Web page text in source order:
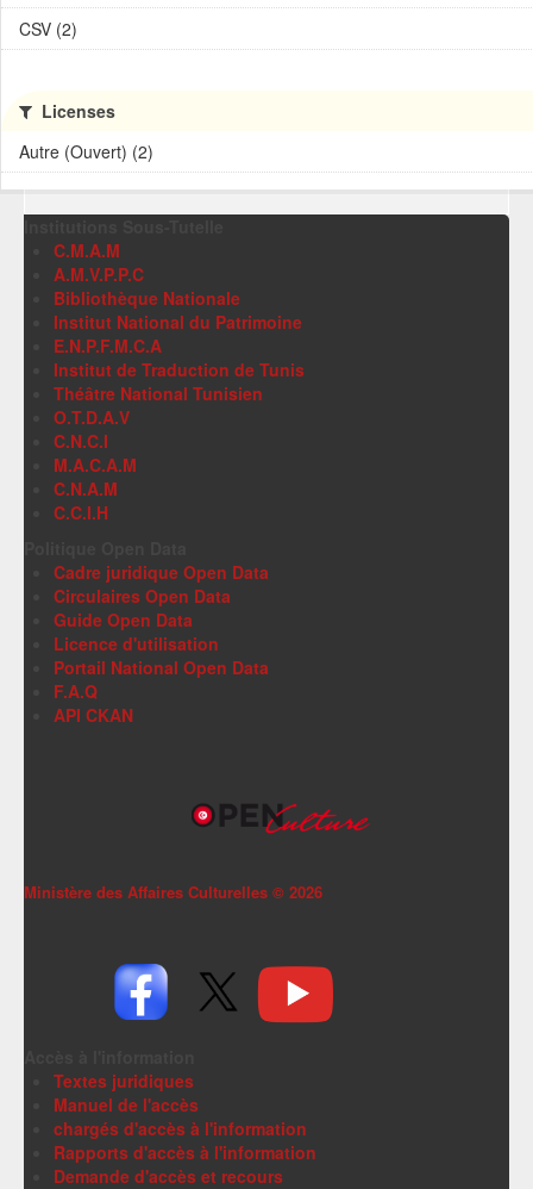
CSV (2)
Licenses
Autre (Ouvert) (2)
C.M.A.M
A.M.V.P.P.C
Bibliothèque Nationale
Institut National du Patrimoine
E.N.P.F.M.C.A
Institut de Traduction de Tunis
Théâtre National Tunisien
O.T.D.A.V
C.N.C.I
M.A.C.A.M
C.N.A.M
C.C.I.H
Cadre juridique Open Data
Circulaires Open Data
Guide Open Data
Licence d'utilisation
Portail National Open Data
F.A.Q
API CKAN
Ministère des Affaires Culturelles © 2026
Textes juridiques
Manuel de l'accès
chargés d'accès à l'information
Rapports d'accès à l'information
Demande d'accès et recours